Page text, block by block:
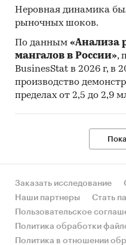
Неровная динамика
рыночных шоков.
По данным «Анализа
мангалов в России»,
BusinesStat в 2026 г, в
производство
пределах от 2,5 до 2,9
Заказать исследование
Наши партнеры
Стать
Пользовательское
Политика обработки
Политика в отношении